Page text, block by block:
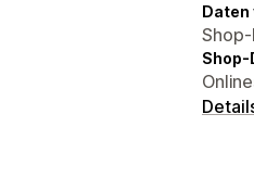
Daten
Shop-